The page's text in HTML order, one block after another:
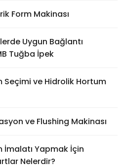
Form Makinası
Uygun Bağlantı
Tuğba İpek
Seçimi ve Hidrolik Hortum
ve Flushing Makinası
İmalatı Yapmak İçin
Nelerdir?